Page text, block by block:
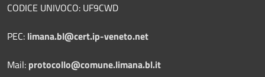
CODICE UNIVOCO: UF9CWD
PEC: limana.bl@cert.ip-veneto.net
Mail: protocollo@comune.limana.bl.it